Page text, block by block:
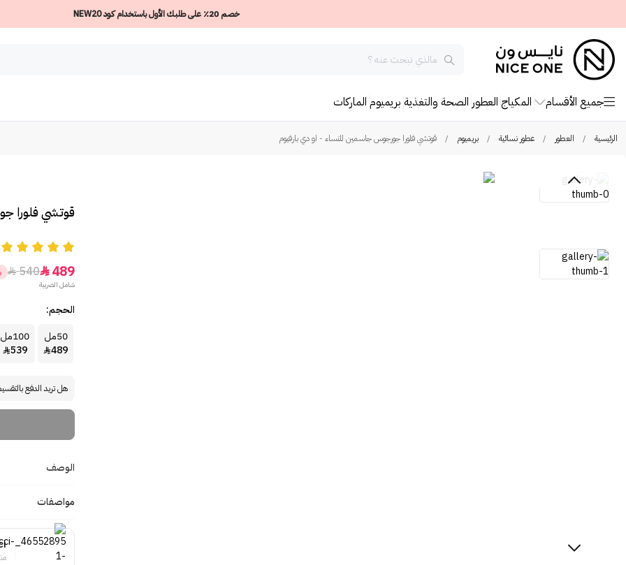
خصم 20٪ على طلبك الأول باستخدام كود NEW20
جميع الأقسام المكياج العطور الصحة والتغذية بريميوم الماركات
الرئيسية / العطور / عطور نسائية / بريميوم / قوتشي فلورا جورجوس جاسمين للنساء - او دي بارفيوم
قوتشي فلورا
489

540

شامل الضريبة
الحجم:
50مل
489

100مل
539

هل تريد الدفع
الوصف
مواصفات